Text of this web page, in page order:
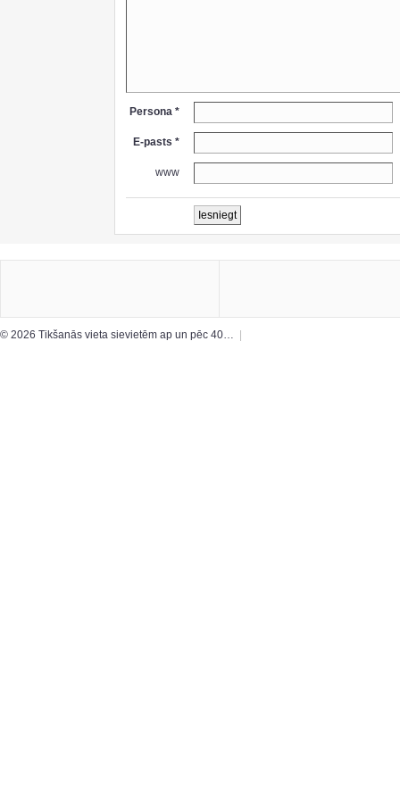
Persona *
E-pasts *
www
© 2026 Tikšanās vieta sievietēm ap un pēc 40…